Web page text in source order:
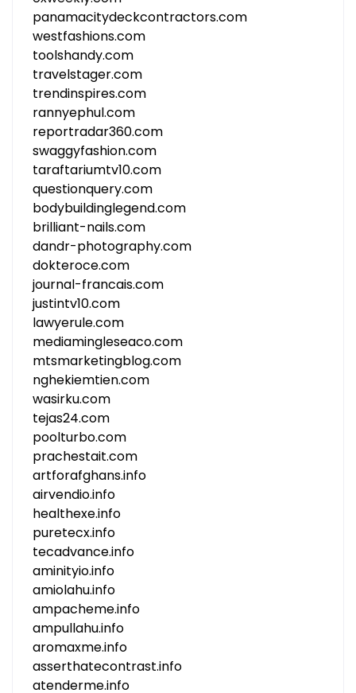
panamacitydeckcontractors.com
westfashions.com
toolshandy.com
travelstager.com
trendinspires.com
rannyephul.com
reportradar360.com
swaggyfashion.com
taraftariumtv10.com
questionquery.com
bodybuildinglegend.com
brilliant-nails.com
dandr-photography.com
dokteroce.com
journal-francais.com
justintv10.com
lawyerule.com
mediamingleseaco.com
mtsmarketingblog.com
nghekiemtien.com
wasirku.com
tejas24.com
poolturbo.com
prachestait.com
artforafghans.info
airvendio.info
healthexe.info
puretecx.info
tecadvance.info
aminityio.info
amiolahu.info
ampacheme.info
ampullahu.info
aromaxme.info
asserthatecontrast.info
atenderme.info